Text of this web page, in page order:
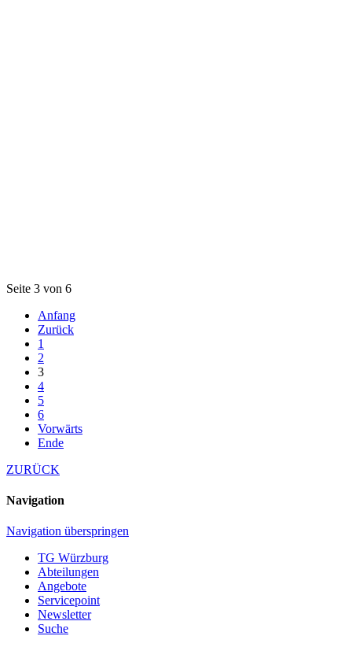
Seite 3 von 6
Anfang
Zurück
1
2
3
4
5
6
Vorwärts
Ende
ZURÜCK
Navigation
Navigation überspringen
TG Würzburg
Abteilungen
Angebote
Servicepoint
Newsletter
Suche